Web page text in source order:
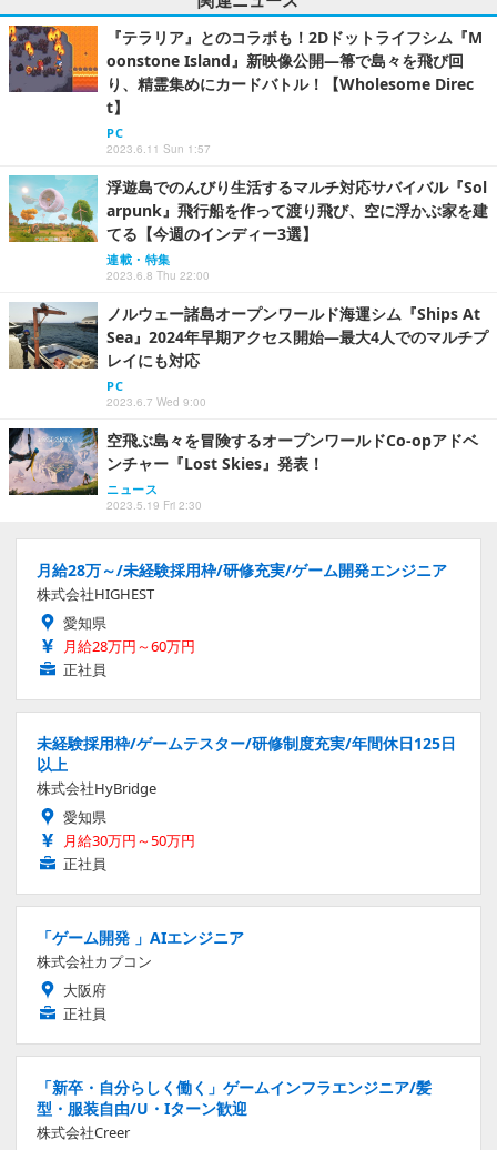
『テラリア』とのコラボも！2Dドットライフシム『M
oonstone Island』新映像公開―箒で島々を飛び回
り、精霊集めにカードバトル！【Wholesome Direc
t】
PC
2023.6.11 Sun 1:57
浮遊島でのんびり生活するマルチ対応サバイバル『Sol
arpunk』飛行船を作って渡り飛び、空に浮かぶ家を建
てる【今週のインディー3選】
連載・特集
2023.6.8 Thu 22:00
ノルウェー諸島オープンワールド海運シム『Ships At
Sea』2024年早期アクセス開始―最大4人でのマルチプ
レイにも対応
PC
2023.6.7 Wed 9:00
空飛ぶ島々を冒険するオープンワールドCo-opアドベ
ンチャー『Lost Skies』発表！
ニュース
2023.5.19 Fri 2:30
月給28万～/未経験採用枠/研修充実/ゲーム開発エンジニア
株式会社HIGHEST
愛知県
月給28万円～60万円
正社員
未経験採用枠/ゲームテスター/研修制度充実/年間休日125日
以上
株式会社HyBridge
愛知県
月給30万円～50万円
正社員
「ゲーム開発 」AIエンジニア
株式会社カプコン
大阪府
正社員
「新卒・自分らしく働く」ゲームインフラエンジニア/髪
型・服装自由/U・Iターン歓迎
株式会社Creer